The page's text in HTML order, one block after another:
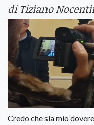
di Tiziano
Credo che sia mio